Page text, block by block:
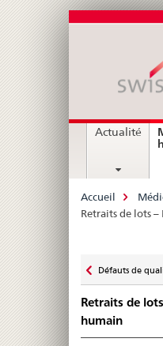
Navigation
Actualité
Accueil
Retraits de lots
zu
Défauts de
Retraits de
humain